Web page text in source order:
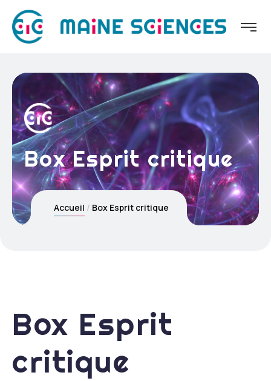
Box Esprit critique
Accueil Box Esprit critique
Box Esprit
critique